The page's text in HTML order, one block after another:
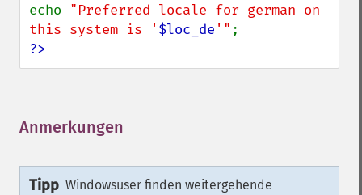
echo "Preferred locale for german on
this system is ' $loc_de '"
?>
Anmerkungen
Tipp Windowsuser finden weitergehende